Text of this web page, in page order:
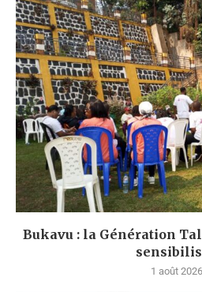
Bukavu : la Génération
1 août 2026